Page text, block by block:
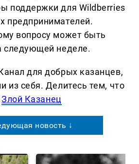
поддержки для Wildberries
предпринимателей.
вопросу может быть
следующей неделе.
для добрых казанцев,
из себя. Делитеcь тем, что
Злой Казанец
новость ↓